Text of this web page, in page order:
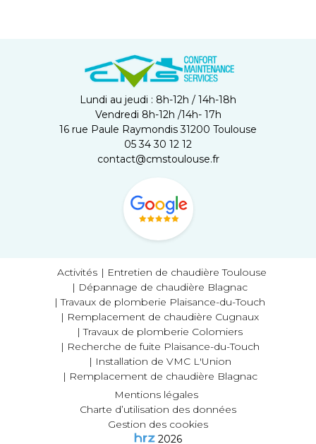
Lundi au jeudi : 8h-12h / 14h-18h
Vendredi 8h-12h /14h- 17h
16 rue Paule Raymondis 31200 Toulouse
05 34 30 12 12
contact@cmstoulouse.fr
Activités
Entretien de chaudière Toulouse
Dépannage de chaudière Blagnac
Travaux de plomberie Plaisance-du-Touch
Remplacement de chaudière Cugnaux
Travaux de plomberie Colomiers
Recherche de fuite Plaisance-du-Touch
Installation de VMC L'Union
Remplacement de chaudière Blagnac
Mentions légales
Charte d’utilisation des données
Gestion des cookies
2026